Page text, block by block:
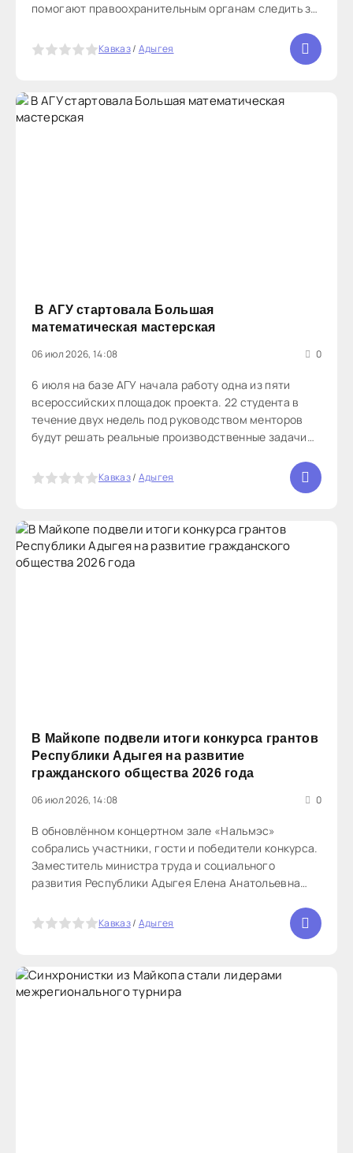
помогают правоохранительным органам следить за
том числе с питьевой водой. Основная задача
Кавказ/ Адыгея
В АГУ стартовала Большая
математическая мастерская
06 июл 2026, 14:08
0
6 июля на базе АГУ начала работу одна из пяти
всероссийских площадок проекта. 22 студента в
течение двух недель под руководством менторов
будут решать реальные производственные задачи
предложено четыре проекта: от оптимизации
Кавказ/ Адыгея
В Майкопе подвели итоги конкурса грантов
Республики Адыгея на развитие
гражданского общества 2026 года
06 июл 2026, 14:08
0
В обновлённом концертном зале «Нальмэс»
собрались участники, гости и победители конкурса.
Заместитель министра труда и социального
развития Республики Адыгея Елена Анатольевна
поздравила команды-победители. В этом году
Кавказ/ Адыгея